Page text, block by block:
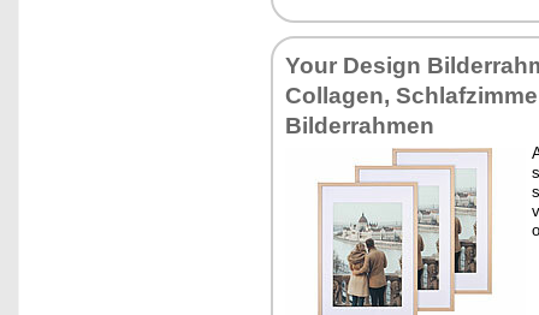
Your Design
Collagen,
Bilderrahmen